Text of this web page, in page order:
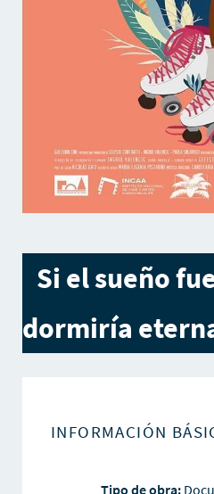
Si el sueño
dormiría
INFORMACIÓN
Tipo de obra: